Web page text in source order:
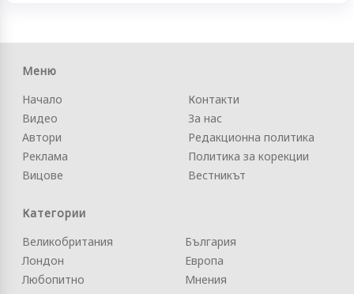
Меню
Начало
Видео
Автори
Реклама
Вицове
Контакти
За нас
Редакционна политика
Политика за корекции
Вестникът
Категории
Великобритания
Лондон
Любопитно
България
Европа
Мнения